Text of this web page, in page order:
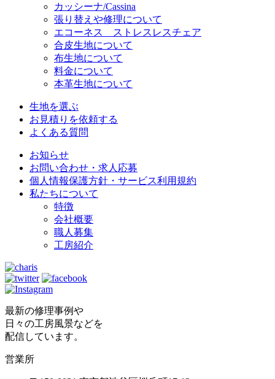
カッシーナ/Cassina
張り替えや修理について
エコーネス ストレスレスチェア
合皮生地について
布生地について
料金について
本革生地について
生地を選ぶ
お見積りを依頼する
よくある質問
お知らせ
お問い合わせ・求人応募
個人情報保護方針・サービス利用規約
私たちについて
特徴
会社概要
職人募集
工房紹介
最新の修理事例や
日々の工房風景などを
配信しています。
営業所